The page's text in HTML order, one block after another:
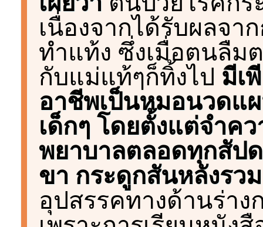
เนื่องจากได้รับผลจ
ทำแท้ง ซึ่งเมื่อตนลืม
กับแม่แท้ๆก็ทิ้งไป มีเ
อาชีพเป็นหมอนวดแ
เด็กๆ โดยตั้งแต่จำค
พยาบาลตลอดทุกสัป
ขา กระดูกสันหลังรว
อุปสรรคทางด้านร่า